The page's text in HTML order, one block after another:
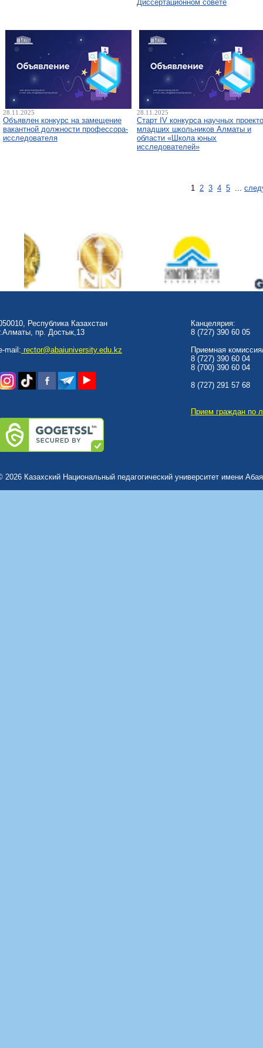
Диссертационном совете
28.11.2025
Объявлен конкурс на замещение
вакантной должности профессора-
исследователя
28.11.2025
Старт IV конкурса научных
младших школьников Алматы и
области «Школа юных
исследователей»
1 2 3 4 5 ...
Республика Казахстан
пр. Достык,13
mail: rector@abaiuniversity.edu.kz
Канцелярия:
8 (727) 390 60 05
Приемная
8 (727) 390 60 04
8 (700) 390 60 04
8 (727) 291 57 68
Прием граждан по
2026 Казахский Национальный педагогический университет имени Абая